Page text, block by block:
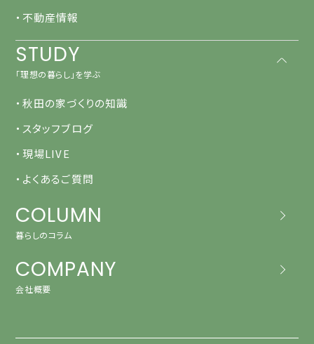
・不動産情報
STUDY
「理想の暮らし」を学ぶ
・秋田の家づくりの知識
・スタッフブログ
・現場LIVE
・よくあるご質問
COLUMN
暮らしのコラム
COMPANY
会社概要